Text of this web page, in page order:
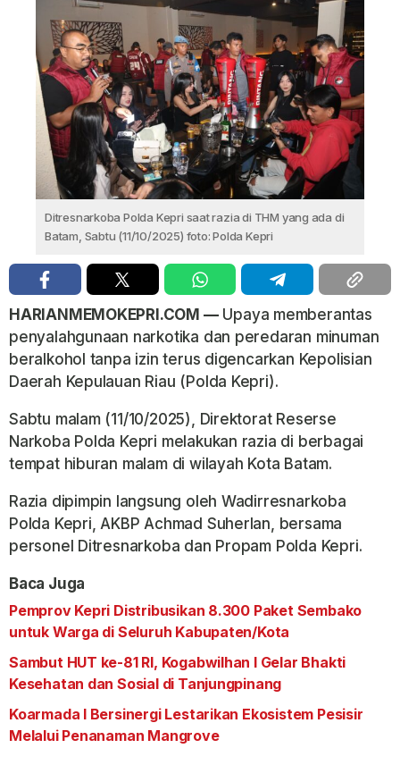
Ditresnarkoba Polda Kepri saat razia di THM yang ada di
Batam, Sabtu (11/10/2025) foto: Polda Kepri
HARIANMEMOKEPRI.COM —Upaya memberantas
penyalahgunaan narkotika dan peredaran minuman
beralkohol tanpa izin terus digencarkan Kepolisian
Daerah Kepulauan Riau (Polda Kepri).
Sabtu malam (11/10/2025), Direktorat Reserse
Narkoba Polda Kepri melakukan razia di berbagai
tempat hiburan malam di wilayah Kota Batam.
Razia dipimpin langsung oleh Wadirresnarkoba
Polda Kepri, AKBP Achmad Suherlan, bersama
personel Ditresnarkoba dan Propam Polda Kepri.
Baca Juga
Pemprov Kepri Distribusikan 8.300 Paket Sembako
untuk Warga di Seluruh Kabupaten/Kota
Sambut HUT ke-81 RI, Kogabwilhan I Gelar Bhakti
Kesehatan dan Sosial di Tanjungpinang
Koarmada I Bersinergi Lestarikan Ekosistem Pesisir
Melalui Penanaman Mangrove